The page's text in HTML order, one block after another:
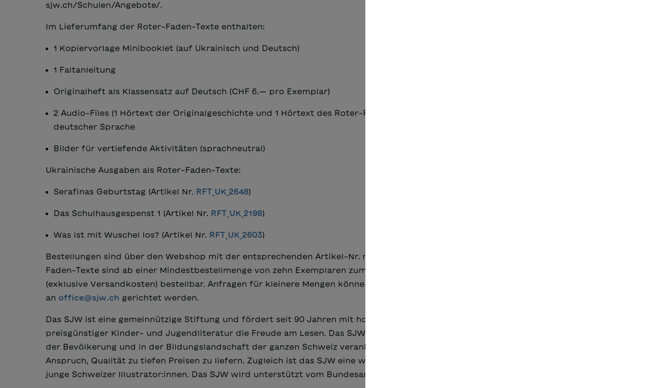
sjw.ch/Schulen/Angebote/.
Im Lieferumfang der Roter-Faden-Texte enthalten:
1 Kopiervorlage Minibooklet (auf Ukrainisch und Deutsch)
1 Faltanleitung
Originalheft als Klassensatz auf Deutsch (CHF 6.— pro Exemplar)
2 Audio-Files (1 Hörtext der Originalgeschichte und 1 Hörtext des Roter-Faden-Texts) in
deutscher Sprache
Bilder für vertiefende Aktivitäten (sprachneutral)
Ukrainische Ausgaben als Roter-Faden-Texte:
Serafinas Geburtstag (Artikel Nr. RFT_UK_2648)
Das Schulhausgespenst 1 (Artikel Nr. RFT_UK_2198)
Was ist mit Wuschel los? (Artikel Nr. RFT_UK_2603)
Bestellungen sind über den Webshop mit der entsprechenden Artikel-Nr. möglich. Die Roter-
Faden-Texte sind ab einer Mindestbestellmenge von zehn Exemplaren zum Preis von CHF 60.—
(exklusive Versandkosten) bestellbar. Anfragen für kleinere Mengen können per Mail
an office@sjw.ch gerichtet werden.
Das SJW ist eine gemeinnützige Stiftung und fördert seit 90 Jahren mit hochwertiger und
preisgünstiger Kinder- und Jugendliteratur die Freude am Lesen. Das SJW ist fest im Bewusstsein
der Bevölkerung und in der Bildungslandschaft der ganzen Schweiz verankert und hat den
Anspruch, Qualität zu tiefen Preisen zu liefern. Zugleich ist das SJW eine wichtige Plattform für
junge Schweizer Illustrator:innen. Das SJW wird unterstützt vom Bundesamt für Kultur (BAK).